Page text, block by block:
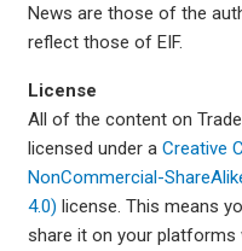
News are those of the
reflect those of EIF.
License
All of the content on
licensed under a Creative
NonCommercial-
4.0) license. This means
share it on your